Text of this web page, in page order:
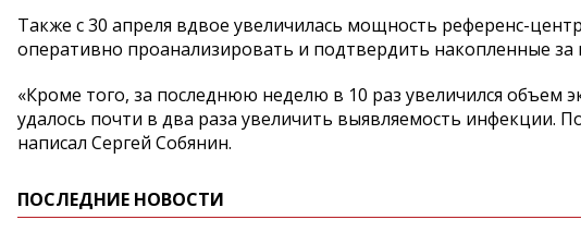
Также с 30 апреля вдвое увеличилась мощность референс-
оперативно проанализировать и подтвердить накопленные
«Кроме того, за последнюю неделю в 10 раз увеличился объем
удалось почти в два раза увеличить выявляемость
написал Сергей Собянин.
ПОСЛЕДНИЕ НОВОСТИ